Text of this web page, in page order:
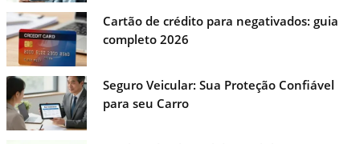
Cartão de crédito para negativados: guia
completo 2026
Seguro Veicular: Sua Proteção Confiável
para seu Carro